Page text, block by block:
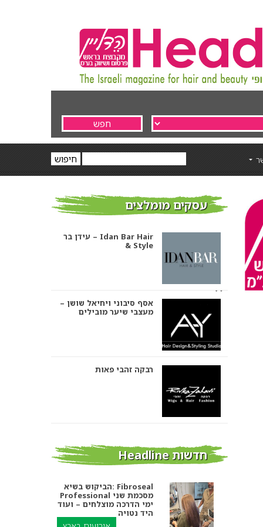
עסקים מומלצים
עידן בר – Idan Bar Hair
& Style
אסף סיבוני ויחיאל שושן –
מעצבי שיער מובילים
רבקה זהבי פאות
אורטל אדרי עיצוב שיער
חדשות Headline
הביקוש בשיא: Fibroseal
Professional מסכמת שני
ימי הדרכה מוצלחים – ועוד
היד נטויה